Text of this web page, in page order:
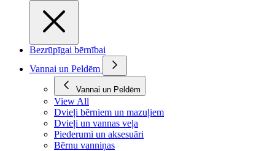
Bezrūpīgai bērnībai
Vannai un Peldēm
Vannai un Peldēm
View All
Dvieļi bērniem un mazuļiem
Dvieļi un vannas veļa
Piederumi un aksesuāri
Bērnu vanniņas